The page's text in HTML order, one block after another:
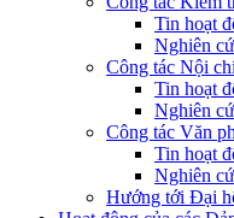
Tin hoạt
Nghiên
Công tác Nội
Tin hoạt
Nghiên
Công tác Văn
Tin hoạt
Nghiên
Hướng tới Đại